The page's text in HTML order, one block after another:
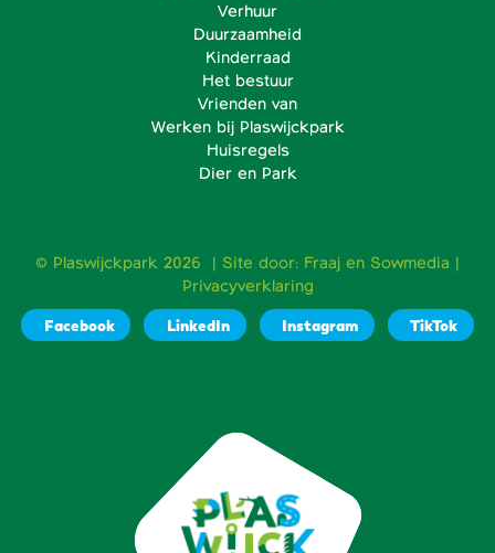
Verhuur
Duurzaamheid
Kinderraad
Het bestuur
Vrienden van
Werken bij Plaswijckpark
Huisregels
Dier en Park
© Plaswijckpark 2026 | Site door: Fraaj en Sowmedia |
Privacyverklaring
Facebook
LinkedIn Instagram TikTok